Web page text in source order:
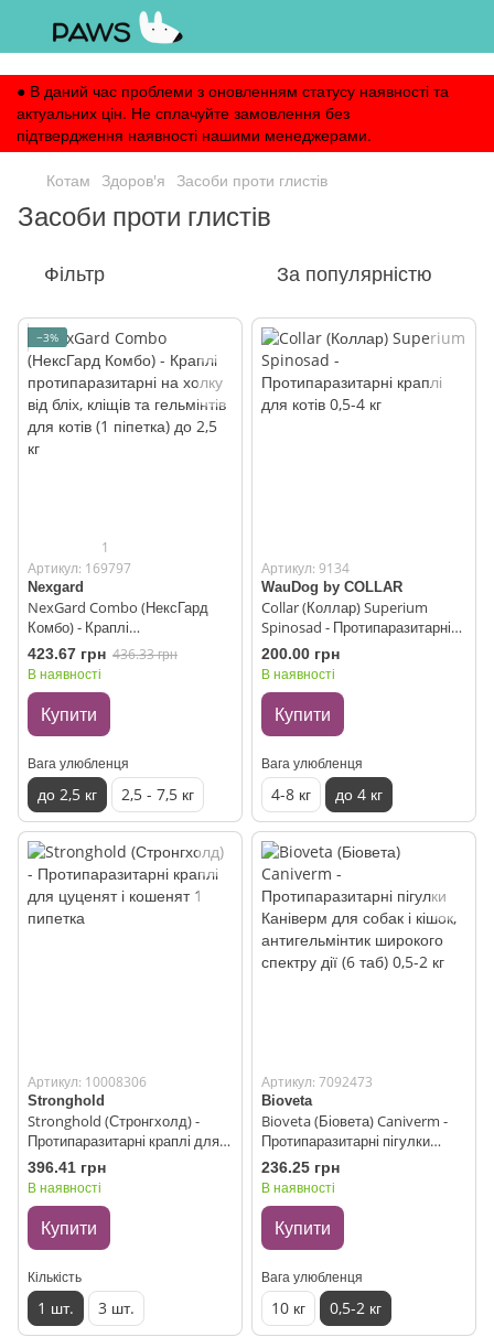
● В даний час проблеми з оновленням статусу наявності та
актуальних цін. Не сплачуйте замовлення без
підтвердження наявності нашими менеджерами.
Котам Здоров'я Засоби проти глистів
Засоби проти глистів
Фільтр За популярністю
−3%
1
Артикул: 169797
Nexgard
NexGard Combo (НексГард
Комбо) - Краплі
протипаразитарні на холку від
бліх, кліщів та гельмінтів для
423.67 грн 436.33 грн
В наявності
Купити
Вага улюбленця
до 2,5 кг 2,5 - 7,5 кг
Артикул: 9134
WauDog by COLLAR
Collar (Коллар) Superium
Spinosad - Протипаразитарні
краплі для котів 0,5-4 кг
200.00 грн
В наявності
Купити
Вага улюбленця
4-8 кг до 4 кг
Артикул: 10008306
Stronghold
Stronghold (Стронгхолд) -
Протипаразитарні краплі для
цуценят і кошенят 1 пипетка
396.41 грн
В наявності
Купити
Кількість
1 шт. 3 шт.
Артикул: 7092473
Bioveta
Bioveta (Біовета) Caniverm -
Протипаразитарні пігулки
Каніверм для собак і кішок,
антигельмінтик широкого
236.25 грн
В наявності
Купити
Вага улюбленця
10 кг 0,5-2 кг